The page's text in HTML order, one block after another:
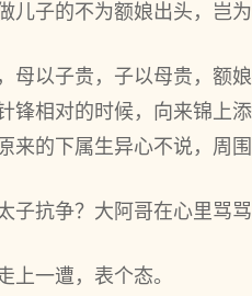
儿子的不为额娘出头，岂为
母以子贵，子以母贵，额
锋相对的时候，向来锦上
来的下属生异心不说，周
子抗争？大阿哥在心里骂骂
上一遭，表个态。